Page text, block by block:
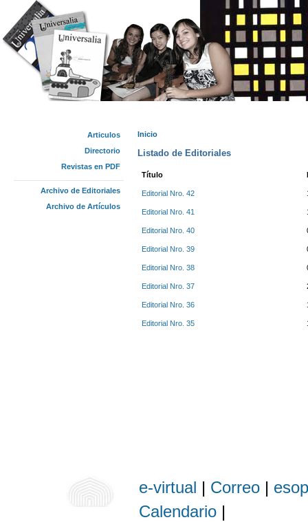
Se encuentra usted aquí
Inicio
Listado de Editoriales
Título
Editorial Nro. 42
Editorial Nro. 41
Editorial Nro. 40
Editorial Nro. 39
Editorial Nro. 38
Editorial Nro. 37
Editorial Nro. 36
Editorial Nro. 35
Articulos
Directorio
Revistas en PDF
Archivo de Editoriales
Archivo de Artículos
e-virtual | Correo|
Calendario|